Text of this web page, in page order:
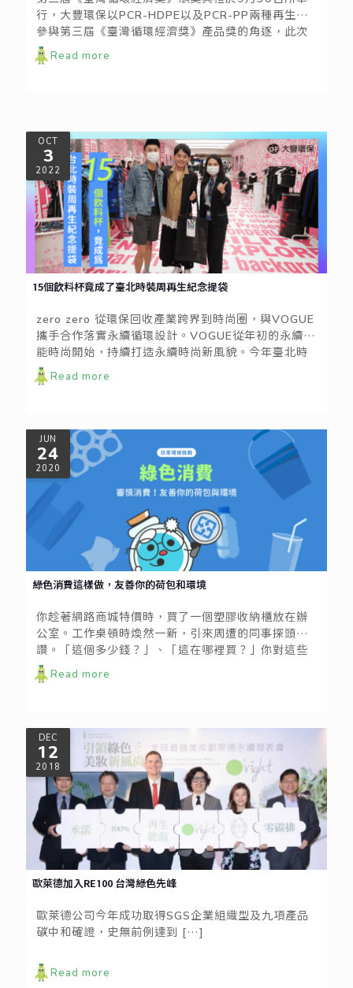
行，大豐環保以PCR-HDPE以及PCR-PP兩種再生料
參與第三屆《臺灣循環經濟獎》產品獎的角逐，此次
參與評選的公司皆來自全臺優秀企業，如此競爭的環
境之下，非常榮幸能獲得「產品獎」的肯定。大豐環
Read more
OCT
3
2022
15個飲料杯竟成了臺北時裝周再生紀念提袋
zero zero 從環保回收產業跨界到時尚圈，與VOGUE
攜手合作落實永續循環設計。VOGUE從年初的永續機
能時尚開始，持續打造永續時尚新風貌。今年臺北時
裝週 x VOGUE Fashion’s Night Out的再生紀念提
袋由15個PP材質手搖飲料杯再製而成，zero zero顛
再次創造，是推動永續循環的無形力量。
Read more
JUN
24
2020
綠色消費這樣做，友善你的荷包和環境
你趁著網路商城特價時，買了一個塑膠收納櫃放在辦
公室。工作桌頓時煥然一新，引來周遭的同事探頭稱
讚。「這個多少錢？」、「這在哪裡買？」你對這些
問題能夠侃侃而談，卻不一定接得住這樣的提問：
「這可以回收嗎？」
Read more
DEC
12
2018
歐萊德加入RE100 台灣綠色先峰
歐萊德公司今年成功取得SGS企業組織型及九項產品
碳中和確證，史無前例達到 […]
Read more